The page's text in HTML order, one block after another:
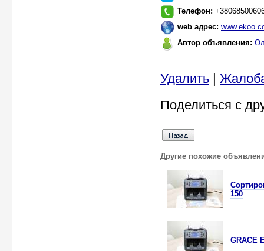
Телефон:
web адрес:
Автор объявления:
Удалить |
Поделиться с
Другие похожие
150
GRACE